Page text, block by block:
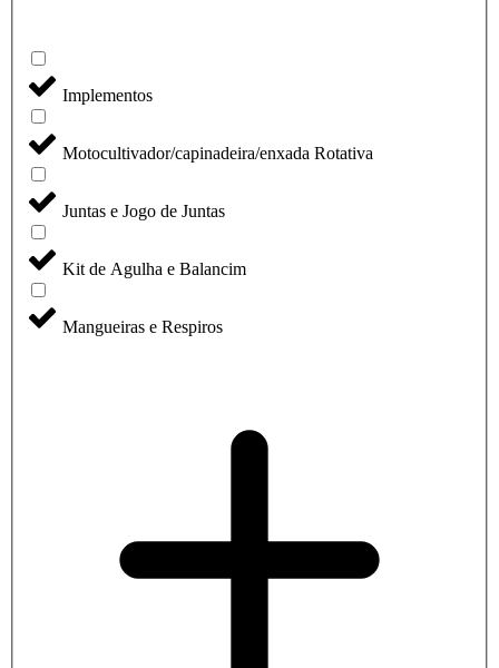
Implementos
Motocultivador/capinadeira/enxada Rotativa
Juntas e Jogo de Juntas
Kit de Agulha e Balancim
Mangueiras e Respiros